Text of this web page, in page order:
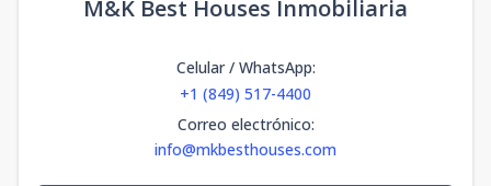
M&K Best Houses Inmobiliaria
Celular / WhatsApp:
+1 (849) 517-4400
Correo electrónico:
info@mkbesthouses.com